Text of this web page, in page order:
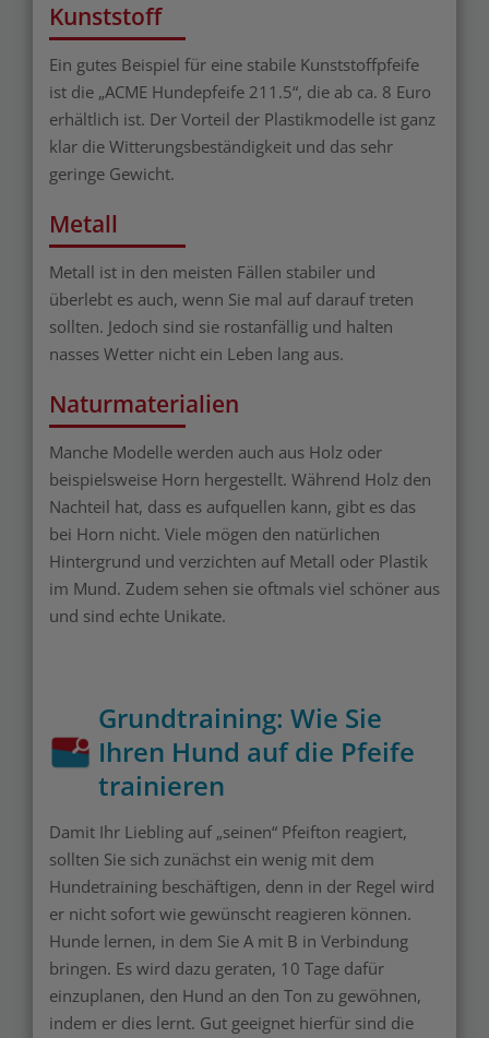
Kunststoff
Ein gutes Beispiel für eine stabile Kunststoffpfeife
ist die „ACME Hundepfeife 211.5“, die ab ca. 8 Euro
erhältlich ist. Der Vorteil der Plastikmodelle ist ganz
klar die Witterungsbeständigkeit und das sehr
geringe Gewicht.
Metall
Metall ist in den meisten Fällen stabiler und
überlebt es auch, wenn Sie mal auf darauf treten
sollten. Jedoch sind sie rostanfällig und halten
nasses Wetter nicht ein Leben lang aus.
Naturmaterialien
Manche Modelle werden auch aus Holz oder
beispielsweise Horn hergestellt. Während Holz den
Nachteil hat, dass es aufquellen kann, gibt es das
bei Horn nicht. Viele mögen den natürlichen
Hintergrund und verzichten auf Metall oder Plastik
im Mund. Zudem sehen sie oftmals viel schöner aus
und sind echte Unikate.
Grundtraining: Wie Sie
Ihren Hund auf die Pfeife
trainieren
Damit Ihr Liebling auf „seinen“ Pfeifton reagiert,
sollten Sie sich zunächst ein wenig mit dem
Hundetraining beschäftigen, denn in der Regel wird
er nicht sofort wie gewünscht reagieren können.
Hunde lernen, in dem Sie A mit B in Verbindung
bringen. Es wird dazu geraten, 10 Tage dafür
einzuplanen, den Hund an den Ton zu gewöhnen,
indem er dies lernt. Gut geeignet hierfür sind die